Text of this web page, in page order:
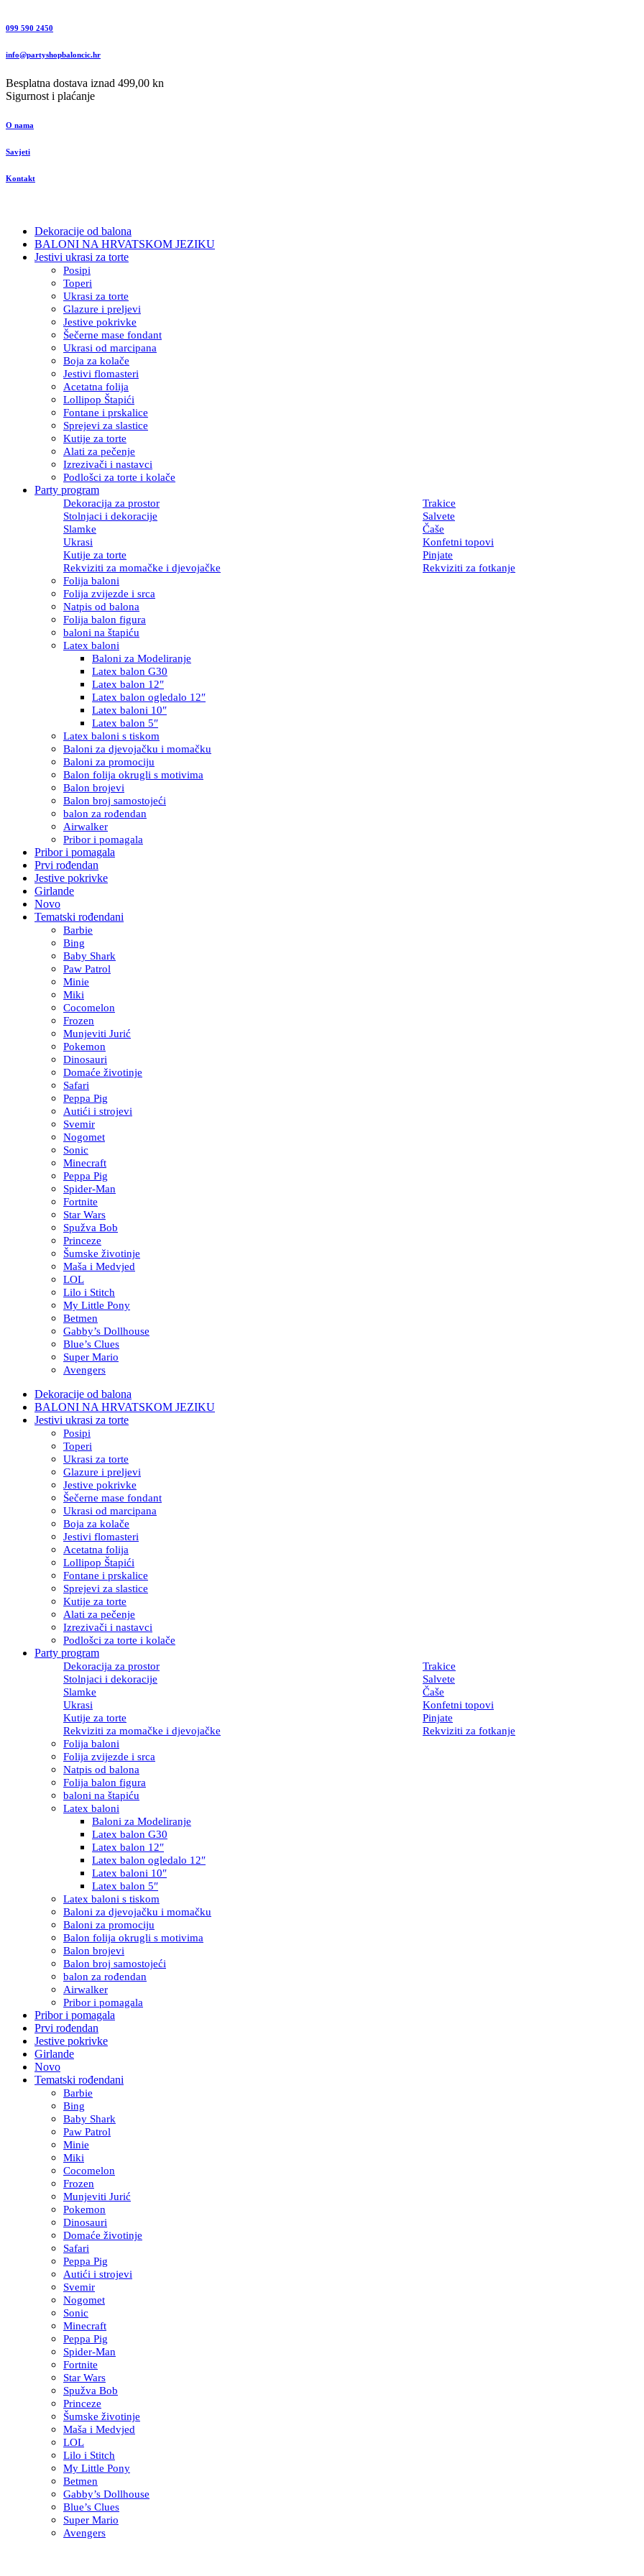
099 590 2450
info@partyshopbaloncic.hr
Besplatna dostava iznad 499,00 kn
Sigurnost i plaćanje
O nama
Savjeti
Kontakt
Dekoracije od balona
BALONI NA HRVATSKOM JEZIKU
Jestivi ukrasi za torte
Posipi
Toperi
Ukrasi za torte
Glazure i preljevi
Jestive pokrivke
Šečerne mase fondant
Ukrasi od marcipana
Boja za kolače
Jestivi flomasteri
Acetatna folija
Lollipop Štapići
Fontane i prskalice
Sprejevi za slastice
Kutije za torte
Alati za pečenje
Izrezivači i nastavci
Podlošci za torte i kolače
Party program
Dekoracija za prostor
Trakice
Stolnjaci i dekoracije
Salvete
Slamke
Čaše
Ukrasi
Konfetni topovi
Kutije za torte
Pinjate
Rekviziti za momačke i djevojačke
Rekviziti za fotkanje
Folija baloni
Folija zvijezde i srca
Natpis od balona
Folija balon figura
baloni na štapiću
Latex baloni
Baloni za Modeliranje
Latex balon G30
Latex balon 12″
Latex balon ogledalo 12″
Latex baloni 10″
Latex balon 5″
Latex baloni s tiskom
Baloni za djevojačku i momačku
Baloni za promociju
Balon folija okrugli s motivima
Balon brojevi
Balon broj samostojeći
balon za rođendan
Airwalker
Pribor i pomagala
Pribor i pomagala
Prvi rođendan
Jestive pokrivke
Girlande
Novo
Tematski rođendani
Barbie
Bing
Baby Shark
Paw Patrol
Minie
Miki
Cocomelon
Frozen
Munjeviti Jurić
Pokemon
Dinosauri
Domaće životinje
Safari
Peppa Pig
Autići i strojevi
Svemir
Nogomet
Sonic
Minecraft
Peppa Pig
Spider-Man
Fortnite
Star Wars
Spužva Bob
Princeze
Šumske životinje
Maša i Medvjed
LOL
Lilo i Stitch
My Little Pony
Betmen
Gabby’s Dollhouse
Blue’s Clues
Super Mario
Avengers
Dekoracije od balona
BALONI NA HRVATSKOM JEZIKU
Jestivi ukrasi za torte
Posipi
Toperi
Ukrasi za torte
Glazure i preljevi
Jestive pokrivke
Šečerne mase fondant
Ukrasi od marcipana
Boja za kolače
Jestivi flomasteri
Acetatna folija
Lollipop Štapići
Fontane i prskalice
Sprejevi za slastice
Kutije za torte
Alati za pečenje
Izrezivači i nastavci
Podlošci za torte i kolače
Party program
Dekoracija za prostor
Trakice
Stolnjaci i dekoracije
Salvete
Slamke
Čaše
Ukrasi
Konfetni topovi
Kutije za torte
Pinjate
Rekviziti za momačke i djevojačke
Rekviziti za fotkanje
Folija baloni
Folija zvijezde i srca
Natpis od balona
Folija balon figura
baloni na štapiću
Latex baloni
Baloni za Modeliranje
Latex balon G30
Latex balon 12″
Latex balon ogledalo 12″
Latex baloni 10″
Latex balon 5″
Latex baloni s tiskom
Baloni za djevojačku i momačku
Baloni za promociju
Balon folija okrugli s motivima
Balon brojevi
Balon broj samostojeći
balon za rođendan
Airwalker
Pribor i pomagala
Pribor i pomagala
Prvi rođendan
Jestive pokrivke
Girlande
Novo
Tematski rođendani
Barbie
Bing
Baby Shark
Paw Patrol
Minie
Miki
Cocomelon
Frozen
Munjeviti Jurić
Pokemon
Dinosauri
Domaće životinje
Safari
Peppa Pig
Autići i strojevi
Svemir
Nogomet
Sonic
Minecraft
Peppa Pig
Spider-Man
Fortnite
Star Wars
Spužva Bob
Princeze
Šumske životinje
Maša i Medvjed
LOL
Lilo i Stitch
My Little Pony
Betmen
Gabby’s Dollhouse
Blue’s Clues
Super Mario
Avengers